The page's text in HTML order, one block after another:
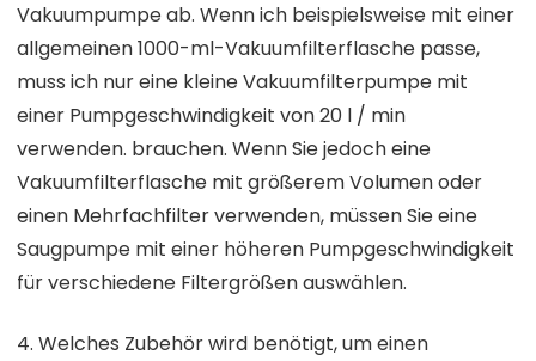
Vakuumpumpe ab. Wenn ich beispielsweise mit einer
allgemeinen 1000-ml-Vakuumfilterflasche passe,
muss ich nur eine kleine Vakuumfilterpumpe mit
einer Pumpgeschwindigkeit von 20 l / min
verwenden. brauchen. Wenn Sie jedoch eine
Vakuumfilterflasche mit größerem Volumen oder
einen Mehrfachfilter verwenden, müssen Sie eine
Saugpumpe mit einer höheren Pumpgeschwindigkeit
für verschiedene Filtergrößen auswählen.
4. Welches Zubehör wird benötigt, um einen